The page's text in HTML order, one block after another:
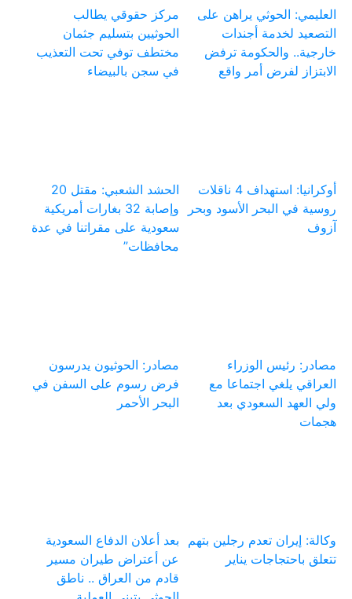
العليمي: الحوثي يراهن على
التصعيد لخدمة أجندات
خارجية.. والحكومة ترفض
الابتزاز لفرض أمر واقع
مركز حقوقي يطالب
الحوثيين بتسليم جثمان
مختطف توفي تحت التعذيب
في سجن بالبيضاء
أوكرانيا: استهداف 4 ناقلات
روسية في البحر الأسود وبحر
آزوف
الحشد الشعبي: مقتل 20
وإصابة 32 بغارات أمريكية
سعودية على مقراتنا في عدة
محافظات”
مصادر: رئيس الوزراء
العراقي يلغي اجتماعا مع
ولي العهد السعودي بعد
هجمات
مصادر: الحوثيون يدرسون
فرض رسوم على السفن في
البحر الأحمر
وكالة: إيران تعدم رجلين بتهم
تتعلق باحتجاجات يناير
بعد أعلان الدفاع السعودية
عن أعتراض طيران مسير
قادم من العراق .. ناطق